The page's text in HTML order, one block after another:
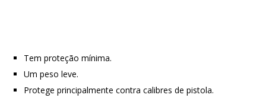
Tem proteção mínima.
Um peso leve.
Protege principalmente contra calibres de pistola.